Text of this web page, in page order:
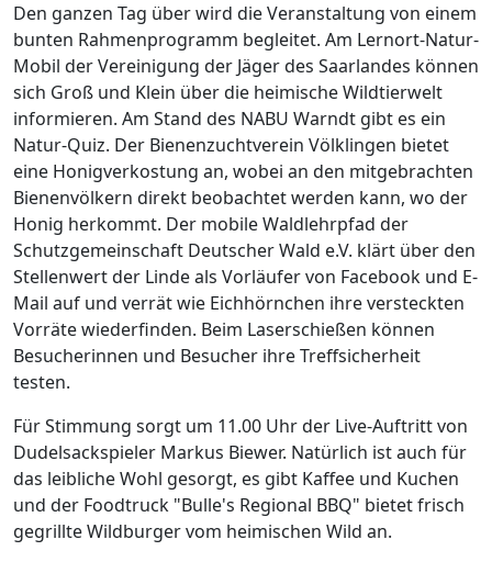
Den ganzen Tag über wird die Veranstaltung von einem
bunten Rahmenprogramm begleitet. Am Lernort-Natur-
Mobil der Vereinigung der Jäger des Saarlandes können
sich Groß und Klein über die heimische Wildtierwelt
informieren. Am Stand des NABU Warndt gibt es ein
Natur-Quiz. Der Bienenzuchtverein Völklingen bietet
eine Honigverkostung an, wobei an den mitgebrachten
Bienenvölkern direkt beobachtet werden kann, wo der
Honig herkommt. Der mobile Waldlehrpfad der
Schutzgemeinschaft Deutscher Wald e.V. klärt über den
Stellenwert der Linde als Vorläufer von Facebook und E-
Mail auf und verrät wie Eichhörnchen ihre versteckten
Vorräte wiederfinden. Beim Laserschießen können
Besucherinnen und Besucher ihre Treffsicherheit
testen.
Für Stimmung sorgt um 11.00 Uhr der Live-Auftritt von
Dudelsackspieler Markus Biewer. Natürlich ist auch für
das leibliche Wohl gesorgt, es gibt Kaffee und Kuchen
und der Foodtruck "Bulle's Regional BBQ" bietet frisch
gegrillte Wildburger vom heimischen Wild an.